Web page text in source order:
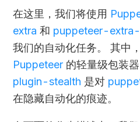
在这里，我们将使用
extra 和 puppeteer-
我们的自动化任务。 其中，
Puppeteer 的轻量级包装器
plugin-stealth 是对
在隐藏自动化的痕迹。